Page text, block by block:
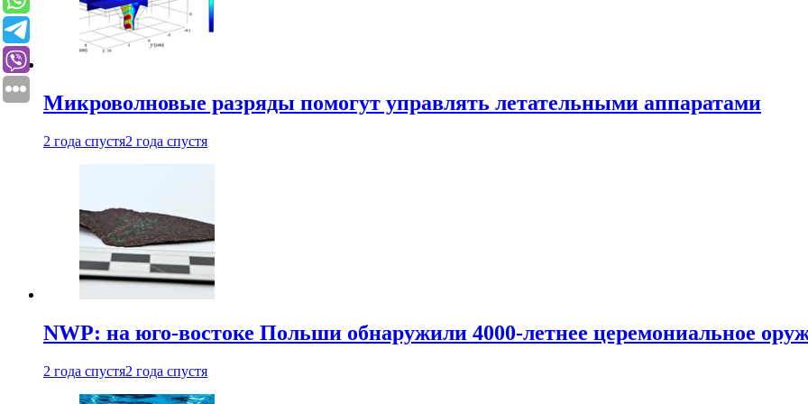
Микроволновые разряды помогут управлять летательными аппаратами
2 года спустя2 года спустя
NWP: на юго-востоке Польши обнаружили 4000-летнее церемониальное
2 года спустя2 года спустя